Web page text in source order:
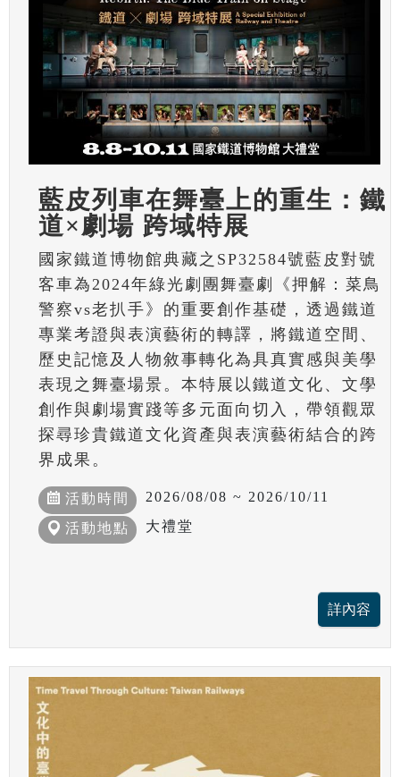
藍皮列車在舞臺上的重生：鐵
道×劇場 跨域特展
國家鐵道博物館典藏之SP32584號藍皮對號
客車為2024年綠光劇團舞臺劇《押解：菜鳥
警察vs老扒手》的重要創作基礎，透過鐵道
專業考證與表演藝術的轉譯，將鐵道空間、
歷史記憶及人物敘事轉化為具真實感與美學
表現之舞臺場景。本特展以鐵道文化、文學
創作與劇場實踐等多元面向切入，帶領觀眾
探尋珍貴鐵道文化資產與表演藝術結合的跨
界成果。
活動時間 2026/08/08 ~ 2026/10/11
活動地點 大禮堂